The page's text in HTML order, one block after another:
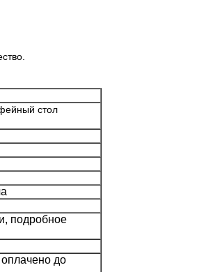
стол
подробное
до